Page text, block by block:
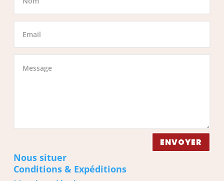
ENVOYER
Nous situer
Conditions & Expéditions